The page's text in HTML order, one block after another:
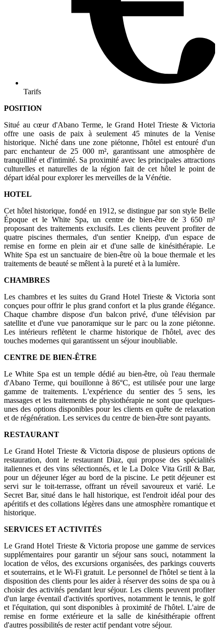
Tarifs
POSITION
Situé au cœur d'Abano Terme, le Grand Hotel Trieste & Victoria
offre une oasis de paix à seulement 45 minutes de la Venise
historique. Niché dans une zone piétonne, l'hôtel est entouré d'un
parc enchanteur de 25 000 m², garantissant une atmosphère de
tranquillité et d'intimité. Sa proximité avec les principales attractions
culturelles et naturelles de la région fait de cet hôtel le point de
départ idéal pour explorer les merveilles de la Vénétie.
HOTEL
Cet hôtel historique, fondé en 1912, se distingue par son style Belle
Époque et le White Spa, un centre de bien-être de 3 650 m²
proposant des traitements exclusifs. Les clients peuvent profiter de
quatre piscines thermales, d'un sentier Kneipp, d'un espace de
remise en forme en plein air et d'une salle de kinésithérapie. Le
White Spa est un sanctuaire de bien-être où la boue thermale et les
traitements de beauté se mêlent à la pureté et à la lumière.
CHAMBRES
Les chambres et les suites du Grand Hotel Trieste & Victoria sont
conçues pour offrir le plus grand confort et la plus grande élégance.
Chaque chambre dispose d'un balcon privé, d'une télévision par
satellite et d'une vue panoramique sur le parc ou la zone piétonne.
Les intérieurs reflètent le charme historique de l'hôtel, avec des
touches modernes qui garantissent un séjour inoubliable.
CENTRE DE BIEN-ÊTRE
Le White Spa est un temple dédié au bien-être, où l'eau thermale
d'Abano Terme, qui bouillonne à 86°C, est utilisée pour une large
gamme de traitements. L'expérience du sentier des 5 sens, les
massages et les traitements de physiothérapie ne sont que quelques-
unes des options disponibles pour les clients en quête de relaxation
et de régénération. Les services du centre de bien-être sont payants.
RESTAURANT
Le Grand Hotel Trieste & Victoria dispose de plusieurs options de
restauration, dont le restaurant Diaz, qui propose des spécialités
italiennes et des vins sélectionnés, et le La Dolce Vita Grill & Bar,
pour un déjeuner léger au bord de la piscine. Le petit déjeuner est
servi sur le toit-terrasse, offrant un réveil savoureux et varié. Le
Secret Bar, situé dans le hall historique, est l'endroit idéal pour des
apéritifs et des collations légères dans une atmosphère romantique et
historique.
SERVICES ET ACTIVITÉS
Le Grand Hotel Trieste & Victoria propose une gamme de services
supplémentaires pour garantir un séjour sans souci, notamment la
location de vélos, des excursions organisées, des parkings couverts
et souterrains, et le Wi-Fi gratuit. Le personnel de l'hôtel se tient à la
disposition des clients pour les aider à réserver des soins de spa ou à
choisir des activités pendant leur séjour. Les clients peuvent profiter
d'un large éventail d'activités sportives, notamment le tennis, le golf
et l'équitation, qui sont disponibles à proximité de l'hôtel. L'aire de
remise en forme extérieure et la salle de kinésithérapie offrent
d'autres possibilités de rester actif pendant votre séjour.